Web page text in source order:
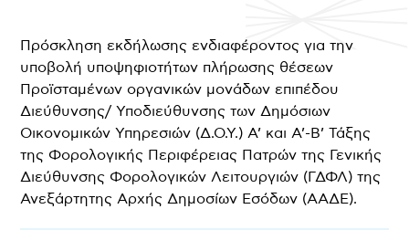
Πρόσκληση εκδήλωσης ενδιαφέροντος για την
υποβολή υποψηφιοτήτων πλήρωσης θέσεων
Προϊσταμένων οργανικών μονάδων επιπέδου
Διεύθυνσης/ Υποδιεύθυνσης των Δημόσιων
Οικονομικών Υπηρεσιών (Δ.Ο.Υ.) A’ και Α’-Β’ Τάξης
της Φορολογικής Περιφέρειας Πατρών της Γενικής
Διεύθυνσης Φορολογικών Λειτουργιών (ΓΔΦΛ) της
Ανεξάρτητης Αρχής Δημοσίων Εσόδων (ΑΑΔΕ).